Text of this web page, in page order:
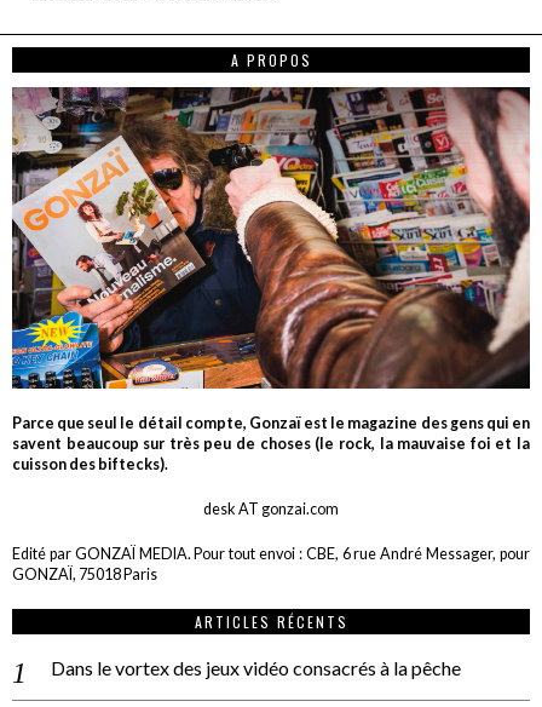
A PROPOS
Parce que seul le détail compte, Gonzaï est le magazine des gens qui en
savent beaucoup sur très peu de choses (le rock, la mauvaise foi et la
cuisson des biftecks).
desk AT gonzai.com
Edité par GONZAÏ MEDIA. Pour tout envoi : CBE, 6 rue André Messager, pour
GONZAÏ, 75018 Paris
ARTICLES RÉCENTS
Dans le vortex des jeux vidéo consacrés à la pêche